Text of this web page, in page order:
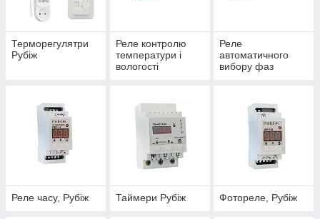
Терморегулятри
Рубіж
Реле контролю
температури і
вологості
Реле
автоматичного
вибору фаз
Реле часу, Рубіж Таймери Рубіж Фотореле, Рубіж